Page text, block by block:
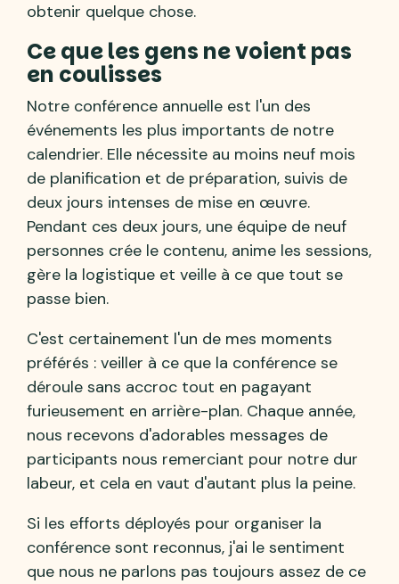
obtenir quelque chose.
Ce que les gens ne voient pas
en coulisses
Notre conférence annuelle est l'un des
événements les plus importants de notre
calendrier. Elle nécessite au moins neuf mois
de planification et de préparation, suivis de
deux jours intenses de mise en œuvre.
Pendant ces deux jours, une équipe de neuf
personnes crée le contenu, anime les sessions,
gère la logistique et veille à ce que tout se
passe bien.
C'est certainement l'un de mes moments
préférés : veiller à ce que la conférence se
déroule sans accroc tout en pagayant
furieusement en arrière-plan. Chaque année,
nous recevons d'adorables messages de
participants nous remerciant pour notre dur
labeur, et cela en vaut d'autant plus la peine.
Si les efforts déployés pour organiser la
conférence sont reconnus, j'ai le sentiment
que nous ne parlons pas toujours assez de ce